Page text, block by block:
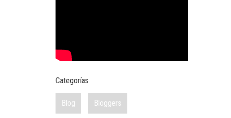
Categorías
Blog Bloggers